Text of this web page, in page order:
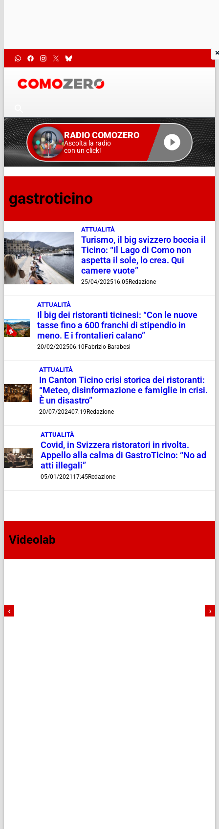
RADIO COMOZERO
Ascolta la radio
con un click!
gastroticino
ATTUALITÀ
Turismo, il big svizzero boccia il
Ticino: “Il Lago di Como non
aspetta il sole, lo crea. Qui
camere vuote”
25/04/202516:05Redazione
ATTUALITÀ
Il big dei ristoranti ticinesi: “Con le nuove
tasse fino a 600 franchi di stipendio in
meno. E i frontalieri calano”
20/02/202506:10Fabrizio Barabesi
ATTUALITÀ
In Canton Ticino crisi storica dei ristoranti:
“Meteo, disinformazione e famiglie in crisi.
È un disastro”
20/07/202407:19Redazione
ATTUALITÀ
Covid, in Svizzera ristoratori in rivolta.
Appello alla calma di GastroTicino: “No ad
atti illegali”
05/01/2021 17:45Redazione
Videolab
‹ ›